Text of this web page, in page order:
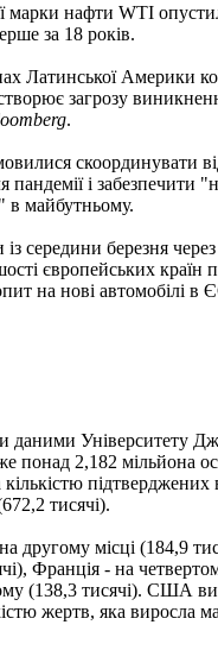
марки нафти WTI
за 18 років.
Латинської Америки
загрозу
.
скоординувати
пандемії і забезпечити
в майбутньому.
середини березня
європейських країн
на нові автомобілі в
даними Університету
понад 2,182 мільйона
підтверджених
тисячі).
другому місці (184,9
Франція - на
(138,3 тисячі). США
жертв, яка виросла